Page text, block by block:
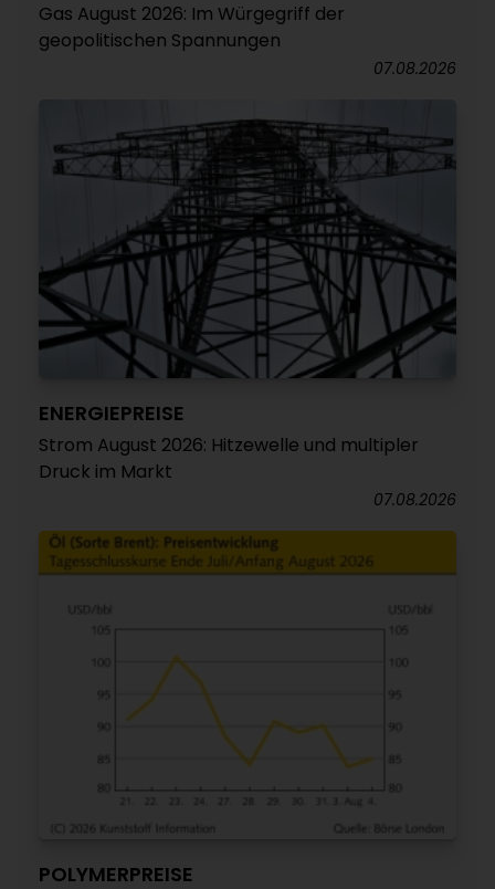
Gas August 2026: Im Würgegriff der
geopolitischen Spannungen
07.08.2026
ENERGIEPREISE
Strom August 2026: Hitzewelle und multipler
Druck im Markt
07.08.2026
POLYMERPREISE